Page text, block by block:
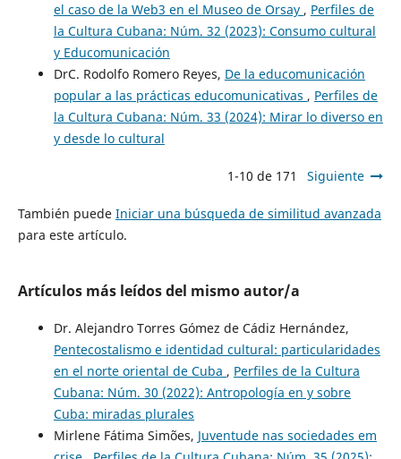
el caso de la Web3 en el Museo de Orsay , Perfiles de
la Cultura Cubana: Núm. 32 (2023): Consumo cultural
y Educomunicación
DrC. Rodolfo Romero Reyes, De la educomunicación
popular a las prácticas educomunicativas , Perfiles de
la Cultura Cubana: Núm. 33 (2024): Mirar lo diverso en
y desde lo cultural
1-10 de 171 Siguiente
También puede Iniciar una búsqueda de similitud avanzada
para este artículo.
Artículos más leídos del mismo autor/a
Dr. Alejandro Torres Gómez de Cádiz Hernández,
Pentecostalismo e identidad cultural: particularidades
en el norte oriental de Cuba , Perfiles de la Cultura
Cubana: Núm. 30 (2022): Antropología en y sobre
Cuba: miradas plurales
Mirlene Fátima Simões, Juventude nas sociedades em